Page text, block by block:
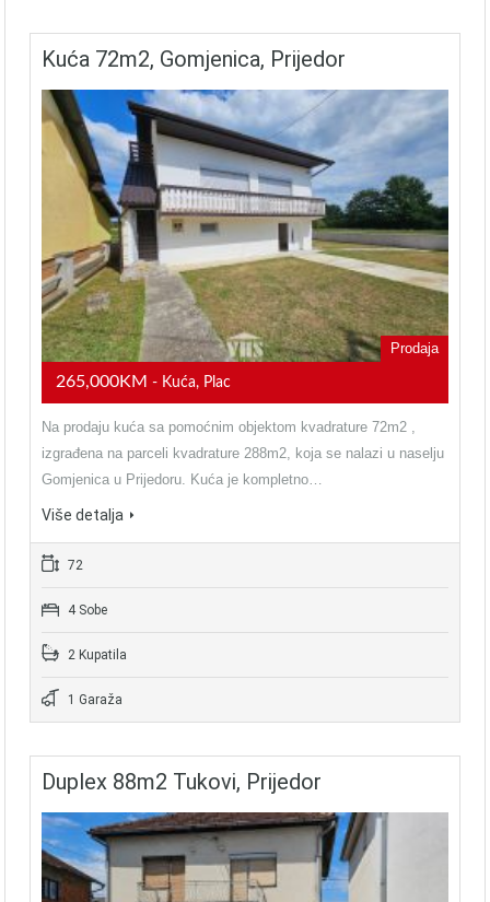
Kuća 72m2, Gomjenica, Prijedor
Prodaja
265,000KM - Kuća, Plac
Na prodaju kuća sa pomoćnim objektom kvadrature 72m2 ,
izgrađena na parceli kvadrature 288m2, koja se nalazi u naselju
Gomjenica u Prijedoru. Kuća je kompletno…
Više detalja
72
4 Sobe
2 Kupatila
1 Garaža
Duplex 88m2 Tukovi, Prijedor